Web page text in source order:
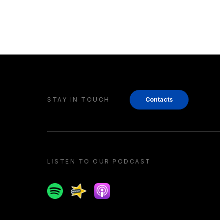
STAY IN TOUCH Contacts
LISTEN TO OUR PODCAST
SpotifySpreakerApple podcast